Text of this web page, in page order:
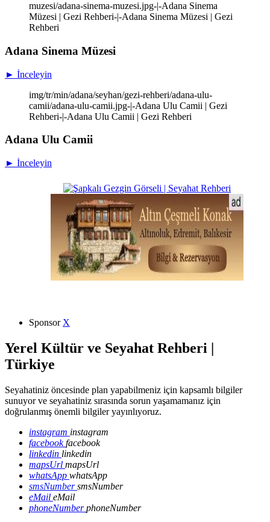
muzesi/adana-sinema-muzesi.jpg-|-Adana Sinema
Müzesi | Gezi Rehberi-|-Adana Sinema Müzesi | Gezi
Rehberi
Adana Sinema Müzesi
► İnceleyin
img/tr/min/adana/seyhan/gezi-rehberi/adana-ulu-
camii/adana-ulu-camii.jpg-|-Adana Ulu Camii | Gezi
Rehberi-|-Adana Ulu Camii | Gezi Rehberi
Adana Ulu Camii
► İnceleyin
Sponsor X
Yerel Kültür ve Seyahat Rehberi |
Türkiye
Seyahatiniz öncesinde plan yapabilmeniz için kapsamlı bilgiler
sunuyor ve seyahatiniz sırasında sorun yaşamamanız için
doğrulanmış önemli bilgiler yayınlıyoruz.
instagram instagram
facebookfacebook
linkedin linkedin
mapsUrl mapsUrl
whatsApp whatsApp
smsNumbersmsNumber
eMail eMail
phoneNumberphoneNumber